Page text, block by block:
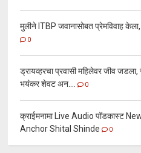
मुलीने ITBP जवानासोबत प्रेमविवाह
0
ड्रायव्हरचा प्रवासी महिलेवर जीव जडला,
भयंकर शेवट अन....
0
क्राईमनामा Live Audio पॉडकास्ट
Anchor Shital Shinde
0